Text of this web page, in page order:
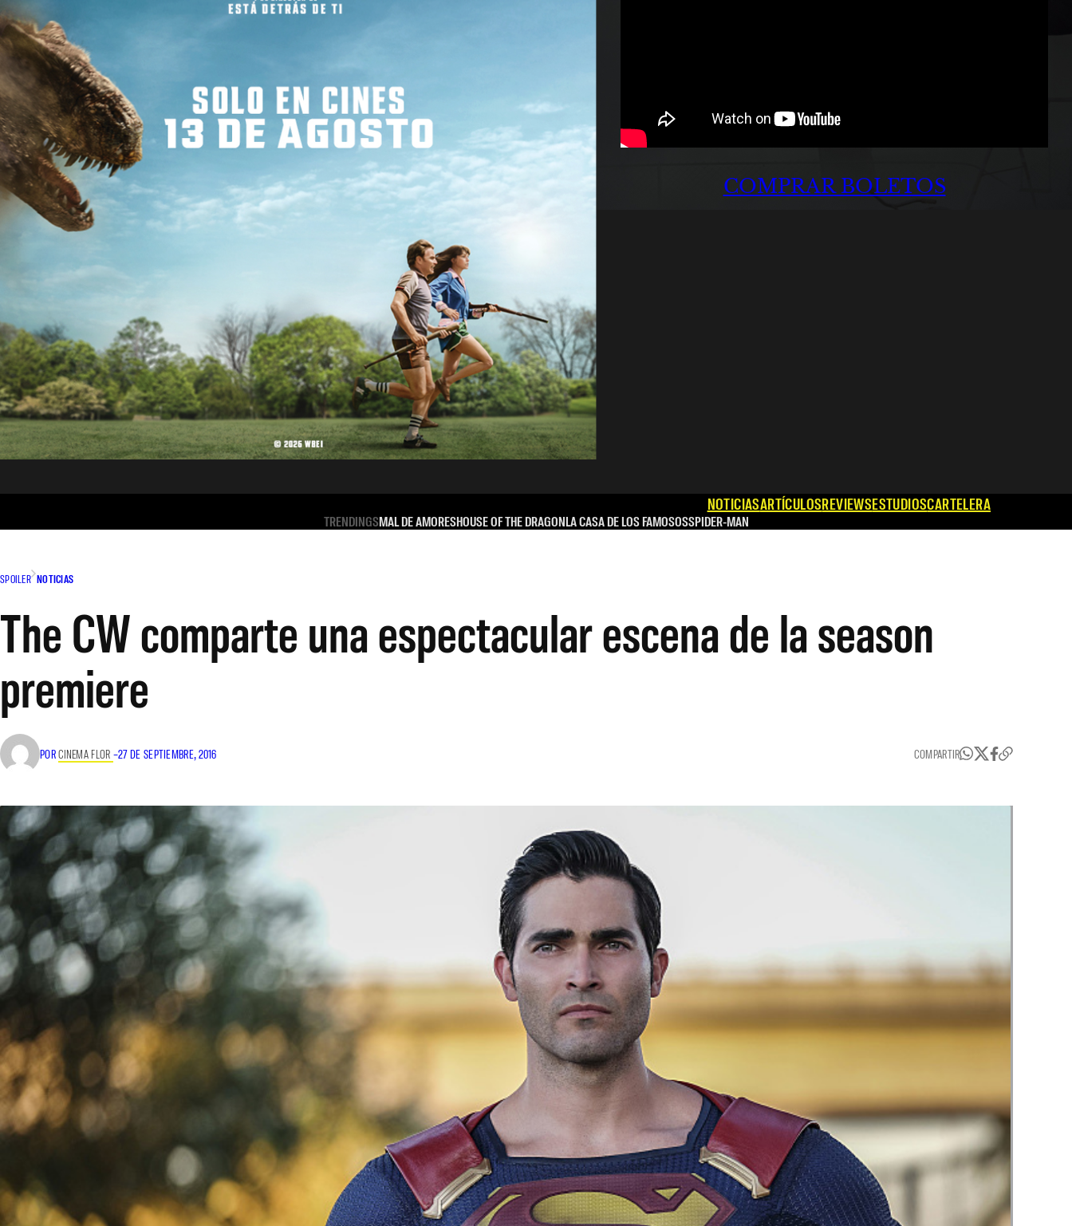
COMPRAR BOLETOS
NOTICIASARTÍCULOSREVIEWSESTUDIOSCARTELERA
TRENDINGSMAL DE AMORESHOUSE OF THE DRAGONLA CASA DE LOS FAMOSOSSPIDER-MAN
SPOILER NOTICIAS
The CW comparte una espectacular escena de la season
premiere
PORCINEMA FLOR –27 DE SEPTIEMBRE, 2016 COMPARTIR